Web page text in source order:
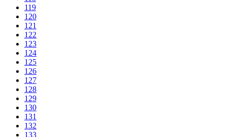
119
120
121
122
123
124
125
126
127
128
129
130
131
132
133